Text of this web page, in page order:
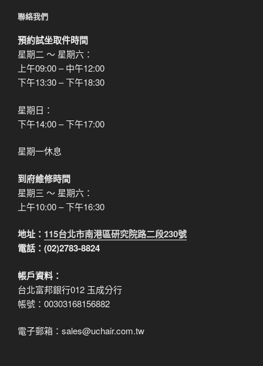
聯絡我們
預約試坐取件時間
星期二 ～ 星期六：
上午09:00 – 中午12:00
下午13:30 – 下午18:30
星期日：
下午14:00 – 下午17:00
星期一休息
到府維修時間
星期三 ～ 星期六：
上午10:00 – 下午16:30
地址： 115台北市南港區研究院路二段230號
電話：(02)2783-8824
帳戶資料：
台北富邦銀行012 玉成分行
帳號：00303168156882
電子郵箱：sales@uchair.com.tw